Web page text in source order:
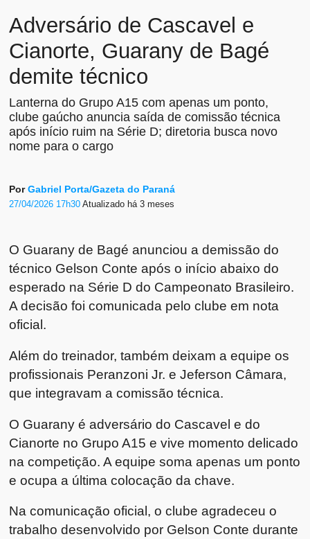
Adversário de Cascavel e
Cianorte, Guarany de Bagé
demite técnico
Lanterna do Grupo A15 com apenas um ponto,
clube gaúcho anuncia saída de comissão técnica
após início ruim na Série D; diretoria busca novo
nome para o cargo
PorGabriel Porta/Gazeta do Paraná
27/04/2026 17h30Atualizado há 3 meses
O Guarany de Bagé anunciou a demissão do
técnico Gelson Conte após o início abaixo do
esperado na Série D do Campeonato Brasileiro.
A decisão foi comunicada pelo clube em nota
oficial.
Além do treinador, também deixam a equipe os
profissionais Peranzoni Jr. e Jeferson Câmara,
que integravam a comissão técnica.
O Guarany é adversário do Cascavel e do
Cianorte no Grupo A15 e vive momento delicado
na competição. A equipe soma apenas um ponto
e ocupa a última colocação da chave.
Na comunicação oficial, o clube agradeceu o
trabalho desenvolvido por Gelson Conte durante